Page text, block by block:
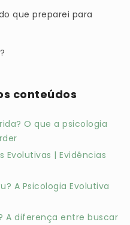
que preparei para
conteúdos
O que a psicologia
Evolutivas | Evidências
A Psicologia Evolutiva
A diferença entre buscar